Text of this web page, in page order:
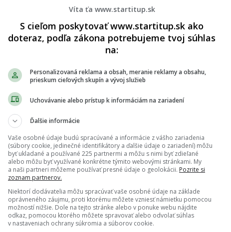
má Slack užviac ako 750.000 aktívnych
je aj platiacich.Od začiatku roka sa počet
zdvojnásobil a aj toto je pravdepodobne dôvod,
dealu. Medzi najzvučnejších platiacich
giganti akoAdobe, BuzzFeed, Live Nation, the
aplikácia Slack sa po prvý krát objavila na trhu
Víta ťa www.startitup.sk
S cieľom poskytovať www.startitup.sk ako
doteraz, podľa zákona potrebujeme tvoj súhlas
na:
Personalizovaná reklama a obsah, meranie reklamy a obsahu,
prieskum cieľových skupín a vývoj služieb
Uchovávanie alebo prístup k informáciám na zariadení
Ďalšie informácie
Vaše osobné údaje budú spracúvané a informácie z vášho zariadenia
(súbory cookie, jedinečné identifikátory a ďalšie údaje o zariadení) môžu
byť ukladané a používané 225 partnermi a môžu s nimi byť zdieľané
alebo môžu byť využívané konkrétne týmito webovými stránkami. My
a naši partneri môžeme používať presné údaje o geolokácii. Pozrite si
zoznam partnerov.
Niektorí dodávatelia môžu spracúvať vaše osobné údaje na základe
oprávneného záujmu, proti ktorému môžete vzniesť námietku pomocou
možností nižšie. Dole na tejto stránke alebo v ponuke webu nájdite
odkaz, pomocou ktorého môžete spravovať alebo odvolať súhlas
v nastaveniach ochrany súkromia a súborov cookie.